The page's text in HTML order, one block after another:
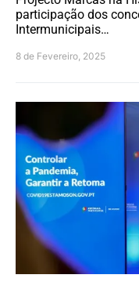
participação dos
Intermunicipais…
8 de Fevereiro, 2025